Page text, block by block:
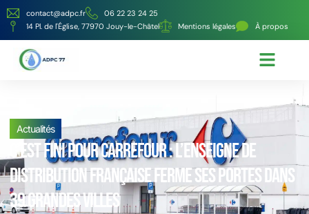
contact@adpc.fr
06 22 23 24 25
14 Pl. de l'Église, 77970 Jouy-le-Châtel
Mentions légales À propos
Actualités
C’est fini pour Carrefour : l’enseigne de
distribution française ferme ses portes dans
39 grandes villes